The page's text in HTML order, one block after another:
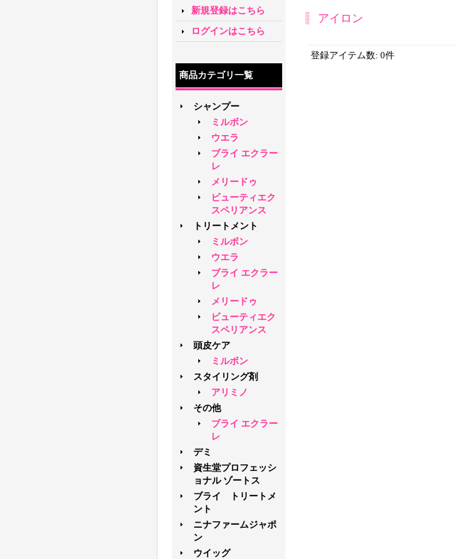
新規登録はこちら
ログインはこちら
商品カテゴリ一覧
シャンプー
ミルボン
ウエラ
ブライ エクラー
レ
メリードゥ
ビューティエク
スペリアンス
トリートメント
ミルボン
ウエラ
ブライ エクラー
レ
メリードゥ
ビューティエク
スペリアンス
頭皮ケア
ミルボン
スタイリング剤
アリミノ
その他
ブライ エクラー
レ
デミ
資生堂プロフェッシ
ョナル ゾートス
ブライ トリートメ
ント
ニナファームジャポ
ン
ウイッグ
アイロン
登録アイテム数: 0件